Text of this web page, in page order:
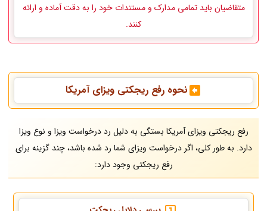
متقاضیان باید تمامی مدارک و مستندات خود را به دقت آماده و ارائه
کنند.
نحوه رفع ریجکتی ویزای آمریکا
رفع ریجکتی ویزای آمریکا بستگی به دلیل رد درخواست ویزا و نوع ویزا
دارد. به طور کلی، اگر درخواست ویزای شما رد شده باشد، چند گزینه برای
رفع ریجکتی وجود دارد: